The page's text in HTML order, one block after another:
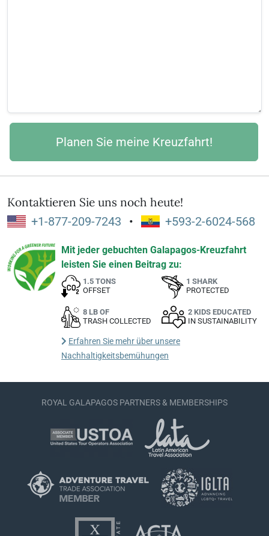
Kontaktieren Sie uns noch heute!
+1-877-209-7243
• +593-2-6024-568
Mit jeder gebuchten Galapagos-Kreuzfahrt
leisten Sie einen Beitrag zu:
1.5 TONS
OFFSET
1 SHARK
PROTECTED
8 LB OF
TRASH COLLECTED
2 KIDS EDUCATED
IN SUSTAINABILITY
Erfahren Sie mehr über unsere
Nachhaltigkeitsbemühungen
ROYAL GALAPAGOS PARTNERS & MEMBERSHIPS